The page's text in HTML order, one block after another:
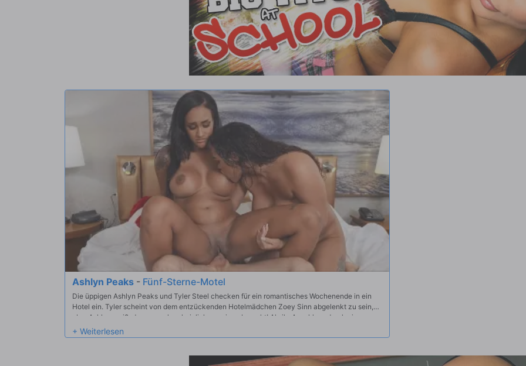
Ashlyn Peaks - Fünf-Sterne-Motel
Die üppigen Ashlyn Peaks und Tyler Steel checken für ein romantisches Wochenende in ein
Hotel ein. Tyler scheint von dem entzückenden Hotelmädchen Zoey Sinn abgelenkt zu sein,
aber Ashlyn weiß, dass er wahrscheinlich nur einen braucht! Als ihr Anschluss durch ein
Klopfen an der Tür unterbrochen wird, beschließt der frustrierte Ashlyn, zu duschen. Tyler
öffnet die Tür und zu seiner Überraschung steht die tätowierte Zoey da und ist bereit, auf ihn
sein, ihnen eine schnelle und harte Lektion im zu geben!